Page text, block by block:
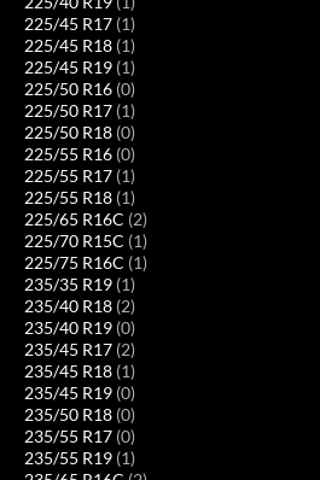
225/45 R17 (1)
225/45 R18 (1)
225/45 R19 (1)
225/50 R16 (0)
225/50 R17 (1)
225/50 R18 (0)
225/55 R16 (0)
225/55 R17 (1)
225/55 R18 (1)
225/65 R16C (2)
225/70 R15C (1)
225/75 R16C (1)
235/35 R19 (1)
235/40 R18 (2)
235/40 R19 (0)
235/45 R17 (2)
235/45 R18 (1)
235/45 R19 (0)
235/50 R18 (0)
235/55 R17 (0)
235/55 R19 (1)